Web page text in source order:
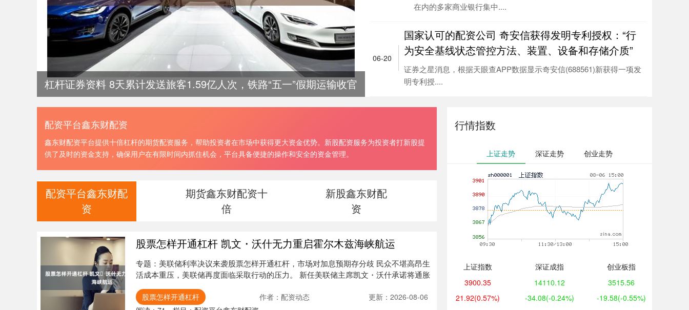
杠杆证券资料 8天累计发送旅客1.59亿人次，铁路“五一”假期运输收官
在内的多家商业银行集中....
06-20
国家认可的配资公司 奇安信获得发明专利授权：“行
为安全基线状态管控方法、装置、设备和存储介质”
证券之星消息，根据天眼查APP数据显示奇安信(688561)新获得一项发
明专利授....
配资平台鑫东财配资
鑫东财配资平台提供十倍杠杆的期货配资服务，帮助投资者在市场中获得更大资金优势。新股配资服务为投资者打新股提
供了及时的资金支持，确保用户在有限时间内抓住机会，平台具备便捷的操作和安全的资金管理。
配资平台鑫东财配
资
期货鑫东财配资十
倍
新股鑫东财配
资
股票怎样开通杠杆 凯文・沃什无力重启霍尔木兹海峡航运
专题：美联储利率决议来袭股票怎样开通杠杆，市场对加息预期存分歧 民众不堪高昂生
活成本重压，美联储再度面临采取行动的压力。 新任美联储主席凯文・沃什承诺将通胀
股票怎样开通杠杆 作者：配资动态
更新：2026-08-06
行情指数
上证走势 深证走势 创业走势
上证指数
3900.35
21.92(0.57%)
深证成指
14110.12
-34.08(-0.24%)
创业板指
3515.56
-19.58(-0.55%)